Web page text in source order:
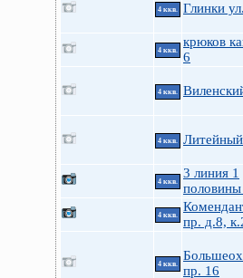
4 ккв. Глинки
4 ккв.
крюков
6
4 ккв.
4 ккв.
4 ккв.
3 линия 1
4 ккв.
пр. д.8,
4 ккв.
пр. 16